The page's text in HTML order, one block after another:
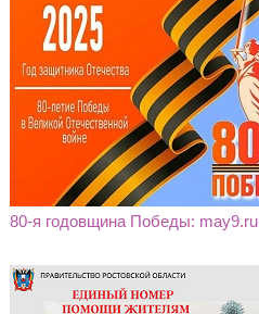
80-я годовщина Победы: may9.ru